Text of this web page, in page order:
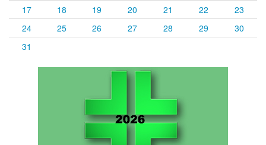
17
18 19 20 21 22
23
24
25 26 27 28 29
30
31